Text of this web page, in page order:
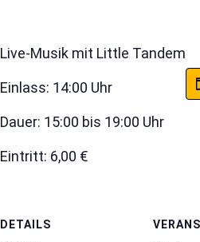
Live-Musik mit Little Tandem
Einlass: 14:00 Uhr
Dauer: 15:00 bis 19:00 Uhr
Eintritt: 6,00 €
DETAILS